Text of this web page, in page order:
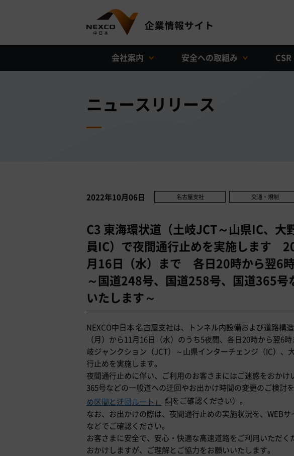
会社案内 安全への取組み CSR
ニュースリリース
2022年10月06日 名古屋支社 交通・規制
C3 東海環状道（土岐JCT～山県IC、大
員IC）で夜間通行止めを実施します
月16日（水）まで 各日20時から翌6
～国道248号、国道258号、国道365号
いたします～
NEXCO中日本 名古屋支社は、トンネル内設備および道路構
（月）から11月16日（水）のうち5夜間、各日20時から翌6
岐ジャンクション（JCT）～山県インターチェンジ（IC）、
行止めを実施します。
夜間通行止めに伴い、ご利用のお客さまにはご迷惑をおか
365号などの一般道への迂回やお出かけ時間の変更のご検討
め区間と迂回ルート」
をご確認ください）。
なお、お出かけの際は、夜間通行止めの実施状況を、WEB
などでご確認ください。
お客さまに安全で、安心・快適な高速道路をご利用いただ
おかけしますが、ご理解とご協力をお願いいたします。